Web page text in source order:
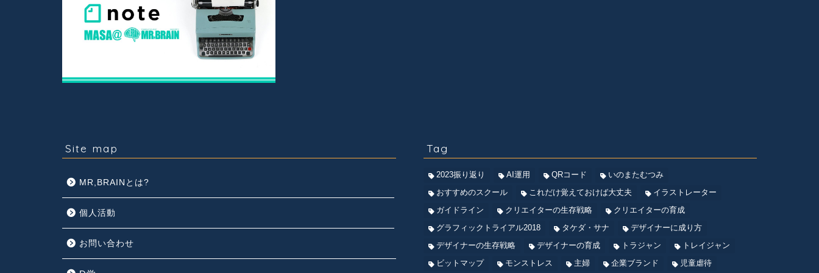
Site map
MR,BRAINとは?
個人活動
お問い合わせ
Tag
2023振り返り AI運用 QRコード
いのまたむつみ
おすすめのスクール
これだけ覚えておけば大丈夫
イラストレーター
ガイドライン
クリエイターの生存戦略
クリエイターの育成
グラフィックトライアル2018
タケダ・サナ
デザイナーに成り方
デザイナーの生存戦略
デザイナーの育成 トラジャン
トレイジャン
ビットマップ
モンストレス 主婦 企業ブランド 児童虐待